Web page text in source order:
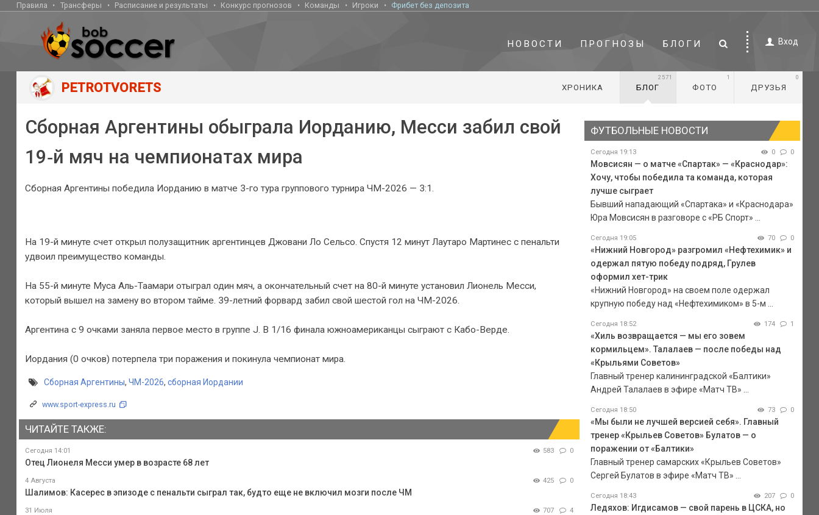
Правила Трансферы Расписание и результаты Конкурс прогнозов Команды Игроки Фрибет без депозита
НОВОСТИ ПРОГНОЗЫ БЛОГИ Вход
PETROTVORETS ХРОНИКА БЛОГ
2571
ФОТО
1
ДРУЗЬЯ
0
Сборная Аргентины обыграла Иорданию, Месси забил свой
19‑й мяч на чемпионатах мира
Сборная Аргентины победила Иорданию в матче 3-го тура группового турнира ЧМ-2026 — 3:1.
На 19-й минуте счет открыл полузащитник аргентинцев Джовани Ло Сельсо. Спустя 12 минут Лаутаро Мартинес с пенальти
удвоил преимущество команды.
На 55-й минуте Муса Аль-Таамари отыграл один мяч, а окончательный счет на 80-й минуте установил Лионель Месси,
который вышел на замену во втором тайме. 39-летний форвард забил свой шестой гол на ЧМ-2026.
Аргентина с 9 очками заняла первое место в группе J. В 1/16 финала южноамериканцы сыграют с Кабо-Верде.
Иордания (0 очков) потерпела три поражения и покинула чемпионат мира.
Сборная Аргентины, ЧМ-2026, сборная Иордании
www.sport-express.ru
ЧИТАЙТЕ ТАКЖЕ:
Сегодня 14:01 583 0
Отец Лионеля Месси умер в возрасте 68 лет
4 Августа 425 0
Шалимов: Касерес в эпизоде с пенальти сыграл так, будто еще не включил мозги после ЧМ
31 Июля 707 4
ФУТБОЛЬНЫЕ НОВОСТИ
Сегодня 19:13 0 0
Мовсисян — о матче «Спартак» — «Краснодар»:
Хочу, чтобы победила та команда, которая
лучше сыграет
Бывший нападающий «Спартака» и «Краснодара»
Юра Мовсисян в разговоре с «РБ Спорт» ...
Сегодня 19:05 70 0
«Нижний Новгород» разгромил «Нефтехимик» и
одержал пятую победу подряд, Грулев
оформил хет-трик
«Нижний Новгород» на своем поле одержал
крупную победу над «Нефтехимиком» в 5-м ...
Сегодня 18:52 174 1
«Хиль возвращается — мы его зовем
кормильцем». Талалаев — после победы над
«Крыльями Советов»
Главный тренер калининградской «Балтики»
Андрей Талалаев в эфире «Матч ТВ» ...
Сегодня 18:50 73 0
«Мы были не лучшей версией себя». Главный
тренер «Крыльев Советов» Булатов — о
поражении от «Балтики»
Главный тренер самарских «Крыльев Советов»
Сергей Булатов в эфире «Матч ТВ» ...
Сегодня 18:43 207 0
Ледяхов: Игдисамов — свой парень в ЦСКА, но